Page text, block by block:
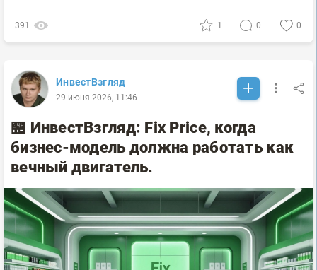
391 1 0 0
ИнвестВзгляд
29 июня 2026, 11:46
🏪 ИнвестВзгляд: Fix Price, когда
бизнес-модель должна работать как
вечный двигатель.